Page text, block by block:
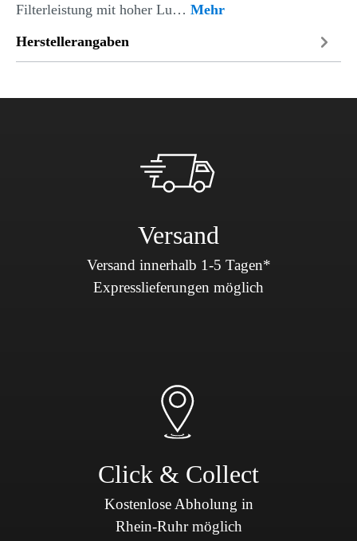
Filterleistung mit hoher Lu… Mehr
Herstellerangaben
Versand
Versand innerhalb 1-5 Tagen*
Expresslieferungen möglich
Click & Collect
Kostenlose Abholung in
Rhein-Ruhr möglich